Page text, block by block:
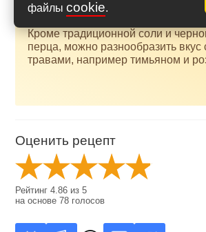
файлы cookie.
Кроме традиционной соли и
перца, можно разнообразить
травами, например тимьяном и
Оценить рецепт
Рейтинг4.86 из5
на основе78 голосов